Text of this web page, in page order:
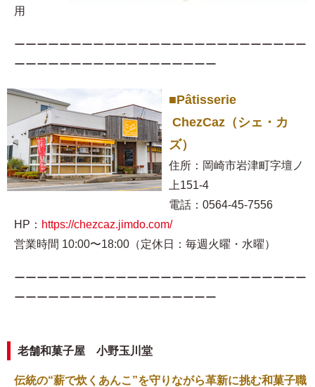
用​
ーーーーーーーーーーーーーーーーーーーーーーーーーー
ーーーーーーーーーーーーーーーーーー
■Pâtisserie
ChezCaz（シェ・カ
ズ）
住所：岡崎市岩津町字壇ノ
上151-4
電話：0564-45-7556
HP： https://chezcaz.jimdo.com/
営業時間 10:00〜18:00（定休日：毎週火曜・水曜）
ーーーーーーーーーーーーーーーーーーーーーーーーーー
ーーーーーーーーーーーーーーーーーー
老舗和菓子屋 小野玉川堂
伝統の“薪で炊くあんこ”を守りながら革新に挑む和菓子職